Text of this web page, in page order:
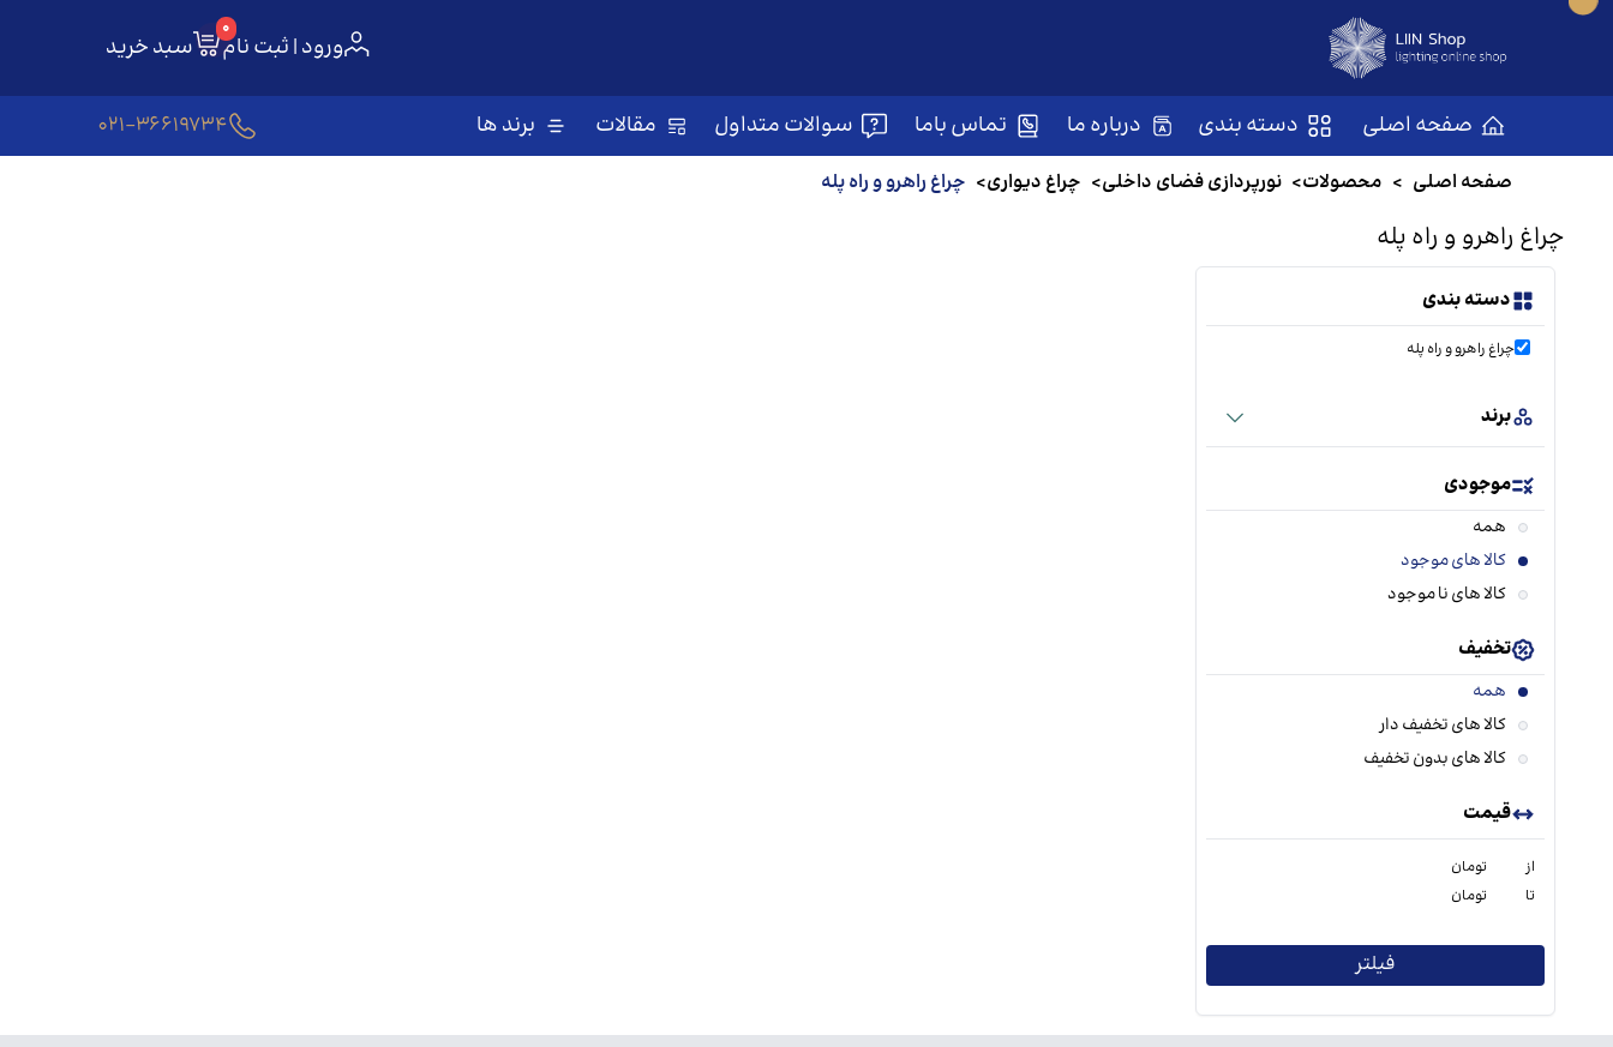
ورود | ثبت نام
0
سبد خرید
صفحه اصلی دسته بندی درباره ما تماس باما سوالات متداول مقالات برند ها
021-36619734
صفحه اصلی > محصولات> نورپردازی فضای داخلی> چراغ‌ دیواری> چراغ راهرو و راه پله
چراغ راهرو و راه پله
دسته بندی
چراغ راهرو و راه پله
برند
موجودی
همه
کالا های موجود
کالا های نا موجود
تخفیف
همه
کالا های تخفیف دار
کالا های بدون تخفیف
قیمت
از
تومان
تا
تومان
فیلتر